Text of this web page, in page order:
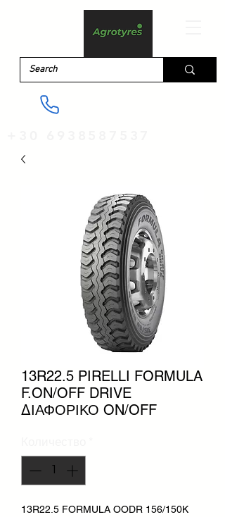
13R22.5 PIRELLI FORMULA
F.ON/OFF DRIVE
ΔΙΑΦΟΡΙΚΟ ON/OFF
13R22.5 FORMULA OODR 156/150K